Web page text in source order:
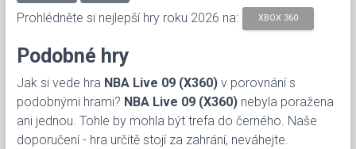
Prohlédněte si nejlepší hry roku 2026 na: XBOX 360
Podobné hry
Jak si vede hra NBA Live 09 (X360) v porovnání s
podobnými hrami? NBA Live 09 (X360) nebyla poražena
ani jednou. Tohle by mohla být trefa do černého. Naše
doporučení - hra určitě stojí za zahrání, neváhejte.